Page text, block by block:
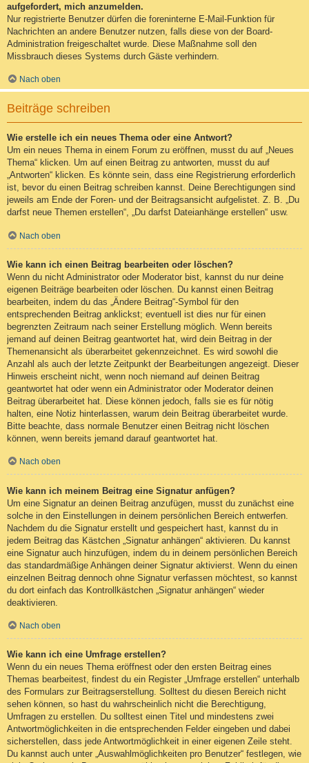
aufgefordert, mich anzumelden.
Nur registrierte Benutzer dürfen die foreninterne E-Mail-Funktion für
Nachrichten an andere Benutzer nutzen, falls diese von der Board-
Administration freigeschaltet wurde. Diese Maßnahme soll den
Missbrauch dieses Systems durch Gäste verhindern.
Nach oben
Beiträge schreiben
Wie erstelle ich ein neues Thema oder eine Antwort?
Um ein neues Thema in einem Forum zu eröffnen, musst du auf „Neues
Thema“ klicken. Um auf einen Beitrag zu antworten, musst du auf
„Antworten“ klicken. Es könnte sein, dass eine Registrierung erforderlich
ist, bevor du einen Beitrag schreiben kannst. Deine Berechtigungen sind
jeweils am Ende der Foren- und der Beitragsansicht aufgelistet. Z. B. „Du
darfst neue Themen erstellen“, „Du darfst Dateianhänge erstellen“ usw.
Nach oben
Wie kann ich einen Beitrag bearbeiten oder löschen?
Wenn du nicht Administrator oder Moderator bist, kannst du nur deine
eigenen Beiträge bearbeiten oder löschen. Du kannst einen Beitrag
bearbeiten, indem du das „Ändere Beitrag“-Symbol für den
entsprechenden Beitrag anklickst; eventuell ist dies nur für einen
begrenzten Zeitraum nach seiner Erstellung möglich. Wenn bereits
jemand auf deinen Beitrag geantwortet hat, wird dein Beitrag in der
Themenansicht als überarbeitet gekennzeichnet. Es wird sowohl die
Anzahl als auch der letzte Zeitpunkt der Bearbeitungen angezeigt. Dieser
Hinweis erscheint nicht, wenn noch niemand auf deinen Beitrag
geantwortet hat oder wenn ein Administrator oder Moderator deinen
Beitrag überarbeitet hat. Diese können jedoch, falls sie es für nötig
halten, eine Notiz hinterlassen, warum dein Beitrag überarbeitet wurde.
Bitte beachte, dass normale Benutzer einen Beitrag nicht löschen
können, wenn bereits jemand darauf geantwortet hat.
Nach oben
Wie kann ich meinem Beitrag eine Signatur anfügen?
Um eine Signatur an deinen Beitrag anzufügen, musst du zunächst eine
solche in den Einstellungen in deinem persönlichen Bereich entwerfen.
Nachdem du die Signatur erstellt und gespeichert hast, kannst du in
jedem Beitrag das Kästchen „Signatur anhängen“ aktivieren. Du kannst
eine Signatur auch hinzufügen, indem du in deinem persönlichen Bereich
das standardmäßige Anhängen deiner Signatur aktivierst. Wenn du einen
einzelnen Beitrag dennoch ohne Signatur verfassen möchtest, so kannst
du dort einfach das Kontrollkästchen „Signatur anhängen“ wieder
deaktivieren.
Nach oben
Wie kann ich eine Umfrage erstellen?
Wenn du ein neues Thema eröffnest oder den ersten Beitrag eines
Themas bearbeitest, findest du ein Register „Umfrage erstellen“ unterhalb
des Formulars zur Beitragserstellung. Solltest du diesen Bereich nicht
sehen können, so hast du wahrscheinlich nicht die Berechtigung,
Umfragen zu erstellen. Du solltest einen Titel und mindestens zwei
Antwortmöglichkeiten in die entsprechenden Felder eingeben und dabei
sicherstellen, dass jede Antwortmöglichkeit in einer eigenen Zeile steht.
Du kannst auch unter „Auswahlmöglichkeiten pro Benutzer“ festlegen, wie